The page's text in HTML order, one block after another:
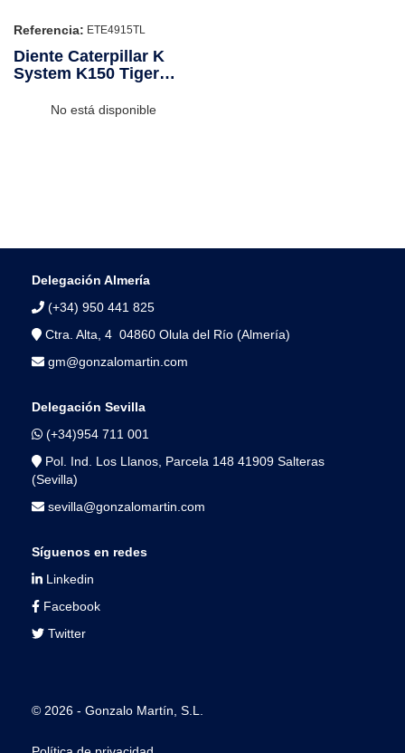
Referencia: ETE4915TL
Diente Caterpillar K
System K150 Tiger
No está disponible
Delegación Almería
(+34) 950 441 825
Ctra. Alta, 4 04860 Olula del Río (Almería)
gm@gonzalomartin.com
Delegación Sevilla
(+34)954 711 001
Pol. Ind. Los Llanos, Parcela 148 41909 Salteras
(Sevilla)
sevilla@gonzalomartin.com
Síguenos en redes
Linkedin
Facebook
Twitter
© 2026 - Gonzalo Martín, S.L.